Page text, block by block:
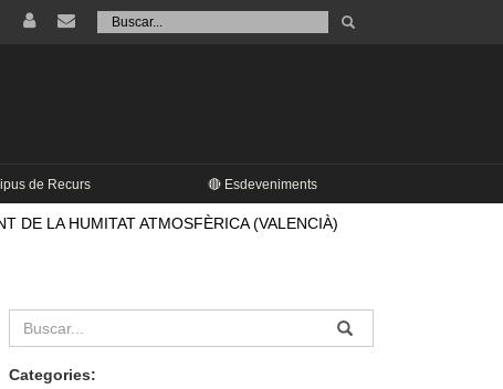
Buscar
Tramet
de Recurs 🔴 Esdeveniments
DE LA HUMITAT ATMOSFÈRICA (VALENCIÀ)
Categories: